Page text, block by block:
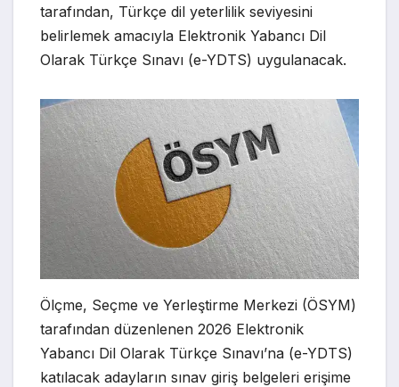
tarafından, Türkçe dil yeterlilik seviyesini
belirlemek amacıyla Elektronik Yabancı Dil
Olarak Türkçe Sınavı (e-YDTS) uygulanacak.
Ölçme, Seçme ve Yerleştirme Merkezi (ÖSYM)
tarafından düzenlenen 2026 Elektronik
Yabancı Dil Olarak Türkçe Sınavı’na (e-YDTS)
katılacak adayların sınav giriş belgeleri erişime